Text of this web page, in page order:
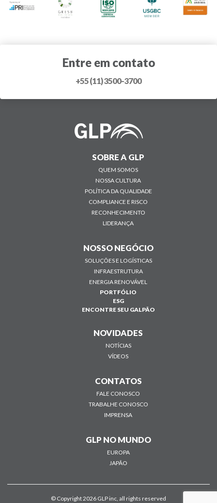
Entre em contato
+55 (11) 3500-3700
SOBRE A GLP
QUEM SOMOS
NOSSA CULTURA
POLÍTICA DA QUALIDADE
COMPLIANCE E RISCO
RECONHECIMENTO
LIDERANÇA
NOSSO NEGÓCIO
SOLUÇÕES E LOGÍSTICAS
INFRAESTRUTURA
ENERGIA RENOVÁVEL
PORTFÓLIO
ESG
ENCONTRE SEU GALPÃO
NOVIDADES
NOTÍCIAS
VÍDEOS
CONTATOS
FALE CONOSCO
TRABALHE CONOSCO
IMPRENSA
GLP NO MUNDO
EUROPA
JAPÃO
© Copyright 2026 GLP inc, all rights reserved